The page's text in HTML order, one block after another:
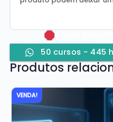
50 cursos - 445
pelo
Produtos
VENDA!